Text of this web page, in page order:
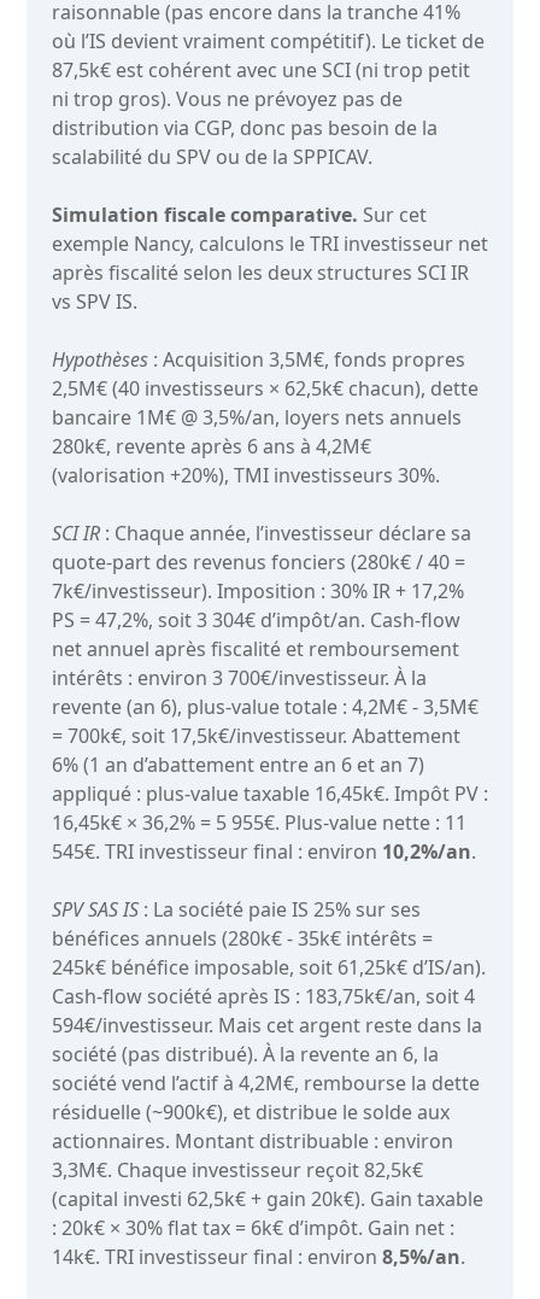
raisonnable (pas encore dans la tranche 41%
où l’IS devient vraiment compétitif). Le ticket de
87,5k€ est cohérent avec une SCI (ni trop petit
ni trop gros). Vous ne prévoyez pas de
distribution via CGP, donc pas besoin de la
scalabilité du SPV ou de la SPPICAV.
Simulation fiscale comparative. Sur cet
exemple Nancy, calculons le TRI investisseur net
après fiscalité selon les deux structures SCI IR
vs SPV IS.
Hypothèses: Acquisition 3,5M€, fonds propres
2,5M€ (40 investisseurs × 62,5k€ chacun), dette
bancaire 1M€ @ 3,5%/an, loyers nets annuels
280k€, revente après 6 ans à 4,2M€
(valorisation +20%), TMI investisseurs 30%.
SCI IR: Chaque année, l’investisseur déclare sa
quote-part des revenus fonciers (280k€ / 40 =
7k€/investisseur). Imposition : 30% IR + 17,2%
PS = 47,2%, soit 3 304€ d’impôt/an. Cash-flow
net annuel après fiscalité et remboursement
intérêts : environ 3 700€/investisseur. À la
revente (an 6), plus-value totale : 4,2M€ - 3,5M€
= 700k€, soit 17,5k€/investisseur. Abattement
6% (1 an d’abattement entre an 6 et an 7)
appliqué : plus-value taxable 16,45k€. Impôt PV :
16,45k€ × 36,2% = 5 955€. Plus-value nette : 11
545€. TRI investisseur final : environ 10,2%/an.
SPV SAS IS: La société paie IS 25% sur ses
bénéfices annuels (280k€ - 35k€ intérêts =
245k€ bénéfice imposable, soit 61,25k€ d’IS/an).
Cash-flow société après IS : 183,75k€/an, soit 4
594€/investisseur. Mais cet argent reste dans la
société (pas distribué). À la revente an 6, la
société vend l’actif à 4,2M€, rembourse la dette
résiduelle (~900k€), et distribue le solde aux
actionnaires. Montant distribuable : environ
3,3M€. Chaque investisseur reçoit 82,5k€
(capital investi 62,5k€ + gain 20k€). Gain taxable
: 20k€ × 30% flat tax = 6k€ d’impôt. Gain net :
14k€. TRI investisseur final : environ 8,5%/an.